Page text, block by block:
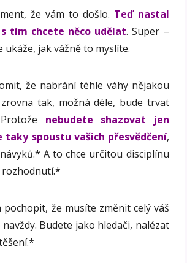
že vám to došlo. Teď nastal
tím chcete něco udělat. Super –
ukáže, jak vážně to myslíte.
že nabrání téhle váhy nějakou
tak, možná déle, bude trvat
nebudete shazovat jen
spoustu vašich přesvědčení,
A to chce určitou disciplínu
rozhodnutí.*
pochopit, že musíte změnit celý váš
Budete jako hledači, nalézat